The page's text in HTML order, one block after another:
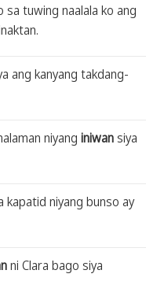
sa tuwing naalala ko ang
ang kanyang takdang-
niyang iniwansiya
kapatid niyang bunso ay
ni Clara bago siya